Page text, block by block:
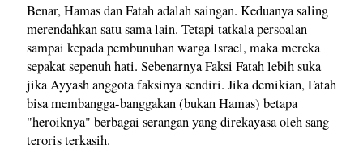
Benar, Hamas dan Fatah adalah saingan. Keduanya saling
merendahkan satu sama lain. Tetapi tatkala persoalan
sampai kepada pembunuhan warga Israel, maka mereka
sepakat sepenuh hati. Sebenarnya Faksi Fatah lebih suka
jika Ayyash anggota faksinya sendiri. Jika demikian, Fatah
bisa membangga-banggakan (bukan Hamas) betapa
"heroiknya" berbagai serangan yang direkayasa oleh sang
teroris terkasih.